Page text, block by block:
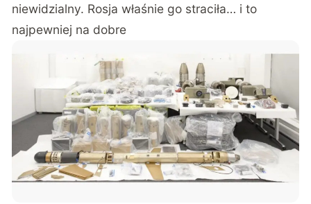
niewidzialny. Rosja właśnie go straciła… i to
najpewniej na dobre